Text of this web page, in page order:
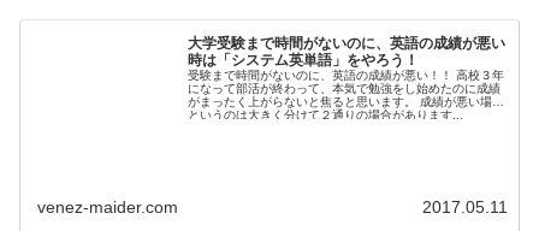
大学受験まで時間がないのに、英語の成績が悪い
時は「システム英単語」をやろう！
受験まで時間がないのに、英語の成績が悪い！！ 高校３年
になって部活が終わって、本気で勉強をし始めたのに成績
がまったく上がらないと焦ると思います。 成績が悪い場合
というのは大きく分けて２通りの場合があります...
venez-maider.com 2017.05.11